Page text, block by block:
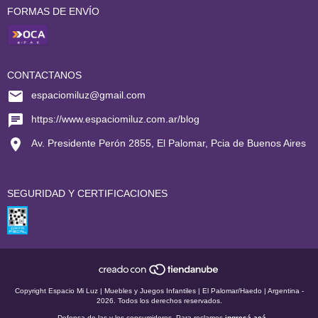
FORMAS DE ENVÍO
CONTACTANOS
espaciomiluz@gmail.com
https://www.espaciomiluz.com.ar/blog
Av. Presidente Perón 2855, El Palomar, Pcia de Buenos Aires
SEGURIDAD Y CERTIFICACIONES
Copyright Espacio Mi Luz | Muebles y Juegos Infantiles | El Palomar/Haedo | Argentina -
2026. Todos los derechos reservados.